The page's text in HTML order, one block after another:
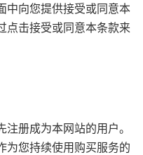
中向您提供接受或同意本
点击接受或同意本条款来
册成为本网站的用户。
为您持续使用购买服务的